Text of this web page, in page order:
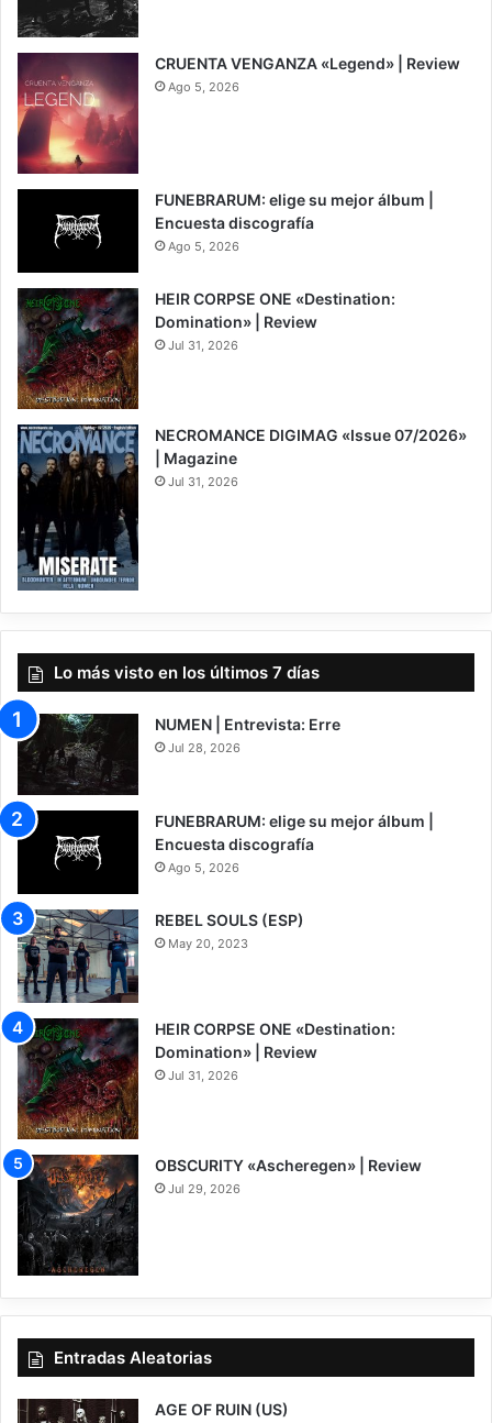
7
CRUENTA VENGANZA «Legend» | Review
Ago 5, 2026
FUNEBRARUM: elige su mejor álbum |
Encuesta discografía
Ago 5, 2026
8
HEIR CORPSE ONE «Destination:
Domination» | Review
Jul 31, 2026
NECROMANCE DIGIMAG «Issue 07/2026»
| Magazine
Jul 31, 2026
Lo más visto en los últimos 7 días
NUMEN | Entrevista: Erre
Jul 28, 2026
FUNEBRARUM: elige su mejor álbum |
Encuesta discografía
Ago 5, 2026
REBEL SOULS (ESP)
May 20, 2023
8
HEIR CORPSE ONE «Destination:
Domination» | Review
Jul 31, 2026
7.5
OBSCURITY «Ascheregen» | Review
Jul 29, 2026
Entradas Aleatorias
AGE OF RUIN (US)